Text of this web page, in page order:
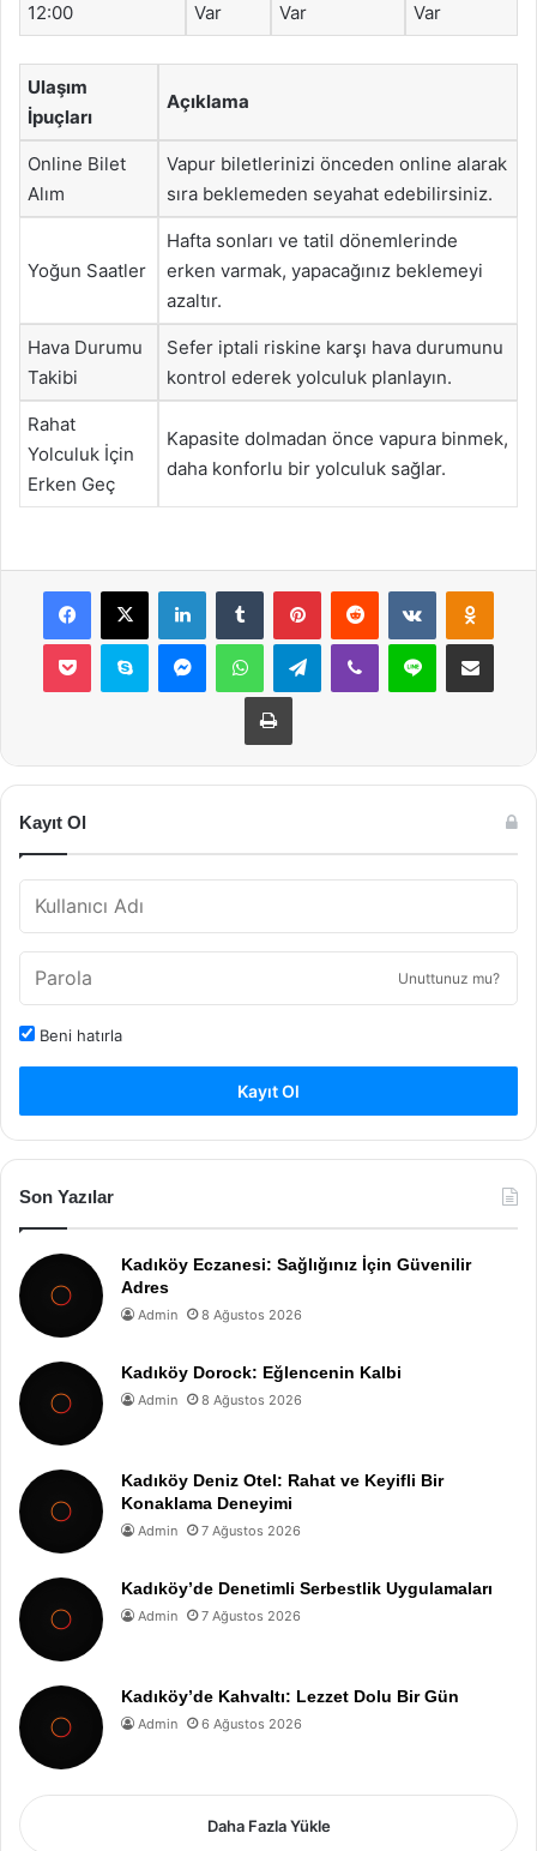
12:00 Var Var Var
Ulaşım
İpuçları
Açıklama
Online Bilet
Alım
Vapur biletlerinizi önceden online alarak
sıra beklemeden seyahat edebilirsiniz.
Yoğun Saatler
Hafta sonları ve tatil dönemlerinde
erken varmak, yapacağınız beklemeyi
azaltır.
Hava Durumu
Takibi
Sefer iptali riskine karşı hava durumunu
kontrol ederek yolculuk planlayın.
Rahat
Yolculuk İçin
Erken Geç
Kapasite dolmadan önce vapura binmek,
daha konforlu bir yolculuk sağlar.
Facebook
X LinkedInTumblr PinterestReddit VKontakte
Pocket Skype MessengerWhatsAppTelegramViber Line E-Posta ile
Yazdır
Kayıt Ol
Unuttunuz mu?
Beni hatırla
Kayıt Ol
Son Yazılar
Kadıköy Eczanesi: Sağlığınız İçin Güvenilir
Adres
Admin 8 Ağustos 2026
Kadıköy Dorock: Eğlencenin Kalbi
Admin 8 Ağustos 2026
Kadıköy Deniz Otel: Rahat ve Keyifli Bir
Konaklama Deneyimi
Admin 7 Ağustos 2026
Kadıköy’de Denetimli Serbestlik Uygulamaları
Admin 7 Ağustos 2026
Kadıköy’de Kahvaltı: Lezzet Dolu Bir Gün
Admin 6 Ağustos 2026
Daha Fazla Yükle